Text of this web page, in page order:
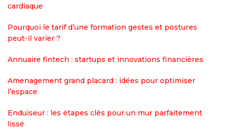
cardiaque
Pourquoi le tarif d’une formation gestes et postures
peut-il varier ?
Annuaire fintech : startups et innovations financières
Amenagement grand placard : idées pour optimiser
l’espace
Enduiseur : les étapes clés pour un mur parfaitement
lissé